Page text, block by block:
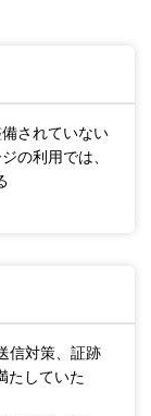
されていない
の利用では、
信対策、証跡
たしていた